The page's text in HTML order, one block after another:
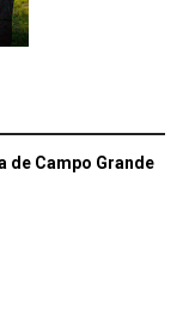
de Campo Grande